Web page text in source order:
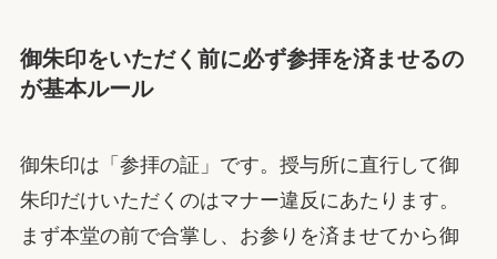
御朱印をいただく前に必ず参拝を済ませるの
が基本ルール
御朱印は「参拝の証」です。授与所に直行して御
朱印だけいただくのはマナー違反にあたります。
まず本堂の前で合掌し、お参りを済ませてから御